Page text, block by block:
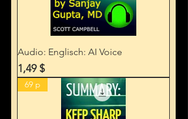
Audio: Englisch: AI Voice
Preis
1,49 $
69 p